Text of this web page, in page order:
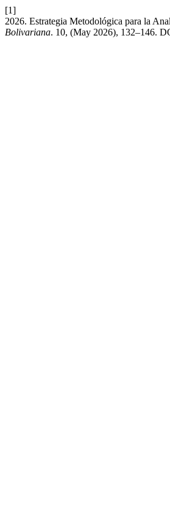
[1]
2026. Estrategia Metodológica para la
Bolivariana. 10, (May 2026), 132–146.